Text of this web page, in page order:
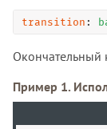
transition :
Окончательный
Пример 1.